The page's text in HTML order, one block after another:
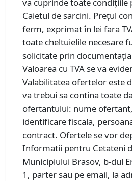
Caietul de sarcini. Prețul
ferm, exprimat în lei fara
toate cheltuielile necesare
solicitate prin
Valoarea cu TVA se va
Valabilitatea ofertelor este
va trebui sa contina toate
ofertantului: nume
identificare fiscala,
contract. Ofertele se vor
Informatii pentru Cetateni
Municipiului Brasov, b-dul
1, parter sau pe email, la